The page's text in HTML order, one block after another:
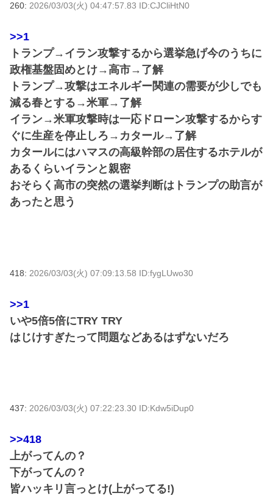
260: 2026/03/03(火) 04:47:57.83 ID:CJCliHtN0
>>1
トランプ→イラン攻撃するから選挙急げ今のうちに
政権基盤固めとけ→高市→了解
トランプ→攻撃はエネルギー関連の需要が少しでも
減る春とする→米軍→了解
イラン→米軍攻撃時は一応ドローン攻撃するからす
ぐに生産を停止しろ→カタール→了解
カタールにはハマスの高級幹部の居住するホテルが
あるくらいイランと親密
おそらく高市の突然の選挙判断はトランプの助言が
あったと思う
418: 2026/03/03(火) 07:09:13.58 ID:fygLUwo30
>>1
いや5倍5倍にTRY TRY
はじけすぎたって問題などあるはずないだろ
437: 2026/03/03(火) 07:22:23.30 ID:Kdw5iDup0
>>418
上がってんの？
下がってんの？
皆ハッキリ言っとけ(上がってる!)